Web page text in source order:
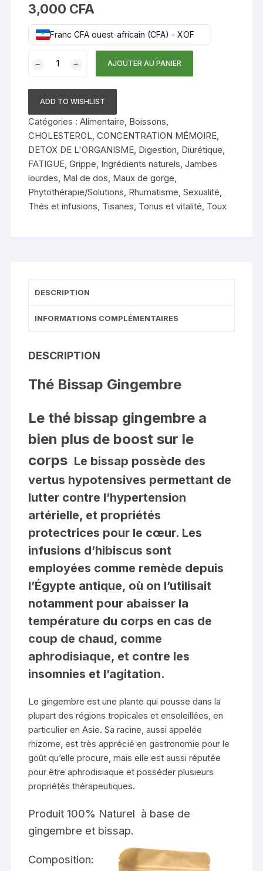
3,000 CFA
Franc CFA ouest-africain (CFA) - XOF
Bissap
Gingembre
AJOUTER AU PANIER
ADD TO WISHLIST
Catégories :Alimentaire Boissons
CHOLESTEROL ,CONCENTRATION MÉMOIRE
DETOX DE L'ORGANISME Digestion Diurétique
FATIGUE ,Grippe Ingrédients naturels ,Jambes
lourdes Mal de dos Maux de gorge
Phytothérapie/Solutions Rhumatisme ,Sexualité
Thés et infusions Tisanes Tonus et vitalité Toux
DESCRIPTION
INFORMATIONS COMPLÉMENTAIRES
DESCRIPTION
Thé Bissap Gingembre
Le thé bissap gingembre a
bien plus de boost sur le
corps Le bissap possède des
vertus hypotensives permettant de
lutter contre l’hypertension
artérielle, et propriétés
protectrices pour le cœur. Les
infusions d’hibiscus sont
employées comme remède depuis
l’Égypte antique, où on l’utilisait
notamment pour abaisser la
température du corps en cas de
coup de chaud, comme
aphrodisiaque, et contre les
insomnies et l’agitation.
Legingembre est une plante qui pousse dans la
plupart des régions tropicales et ensoleillées, en
particulier en Asie. Sa racine, aussi appelée
rhizome, est très apprécié en gastronomie pour le
goût qu’elle procure, mais elle est aussi réputée
pour être aphrodisiaque et posséder plusieurs
propriétés thérapeutiques.
Produit 100% Naturel à base de
gingembre et bissap.
Composition: